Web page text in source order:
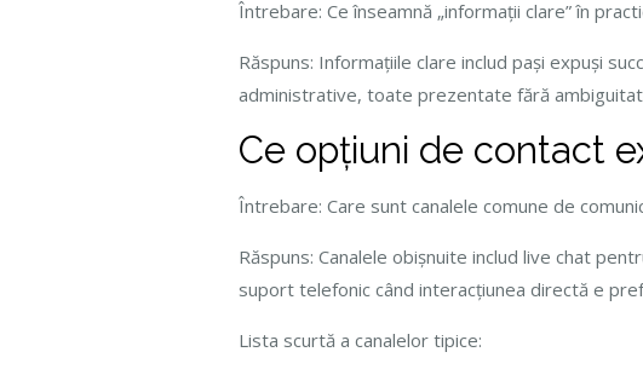
Întrebare: Ce înseamnă „informații clare” în
Răspuns: Informațiile clare includ pași expuși
administrative, toate prezentate fără
Ce opțiuni de contact
Întrebare: Care sunt canalele comune de
Răspuns: Canalele obișnuite includ live chat
suport telefonic când interacțiunea directă e
Lista scurtă a canalelor tipice: